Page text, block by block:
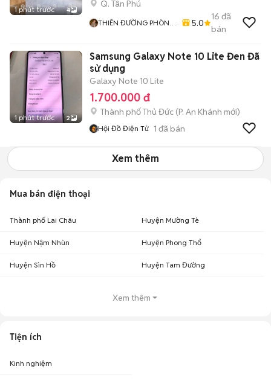
1 phút trước 4
Q. Tân Phú
THIÊN ĐƯỜNG PHÒNG
5.0
16 đã
bán
1 phút trước 2
Samsung Galaxy Note 10 Lite Đen Đã
sử dụng
Galaxy Note 10 Lite
1.700.000 đ
Thành phố Thủ Đức (P. An Khánh mới)
Hội Đồ Điện Tử 1 đã bán
Xem thêm
Mua bán điện thoại
Thành phố Lai Châu Huyện Mường Tè
Huyện Nậm Nhùn Huyện Phong Thổ
Huyện Sìn Hồ Huyện Tam Đường
Xem thêm
Tiện ích
Kinh nghiệm